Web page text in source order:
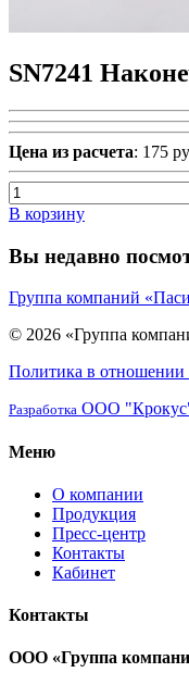
SN7241
Цена из расчета: 175
В корзину
Вы недавно
Группа компаний
© 2026 «Группа
Политика в отношении
Разработка ООО
Меню
О компании
Продукция
Пресс-центр
Контакты
Кабинет
Контакты
ООО «Группа